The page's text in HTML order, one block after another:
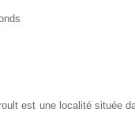
est une localité située